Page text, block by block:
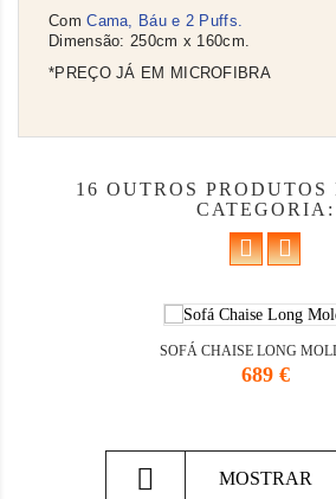
Com Cama, Báu e 2 Puffs.
Dimensão: 250cm x 160cm.
*PREÇO JÁ EM MICROFIBRA
16 OUTROS PRODUTOS
CATEGORIA:
SOFÁ CHAISE LONG
Preço
689 €
MOSTRAR